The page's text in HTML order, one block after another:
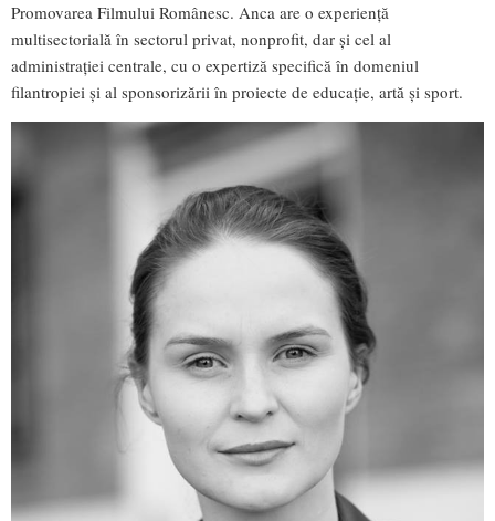
Promovarea Filmului Românesc. Anca are o experiență
multisectorială în sectorul privat, nonprofit, dar și cel al
administrației centrale, cu o expertiză specifică în domeniul
filantropiei și al sponsorizării în proiecte de educație, artă și sport.